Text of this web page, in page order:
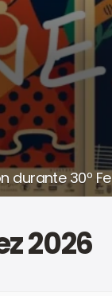
durante 30º
2026